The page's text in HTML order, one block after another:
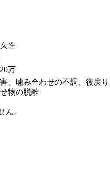
性
万
、噛み合わせの不調、後戻
物の脱離
ん。